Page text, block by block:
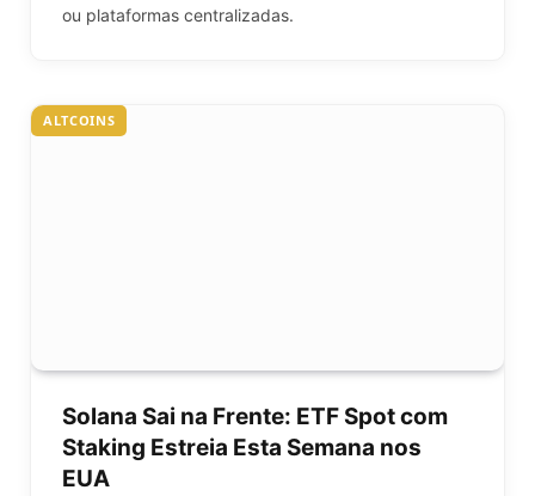
ou plataformas centralizadas.
ALTCOINS
Solana Sai na Frente: ETF Spot com
Staking Estreia Esta Semana nos
EUA